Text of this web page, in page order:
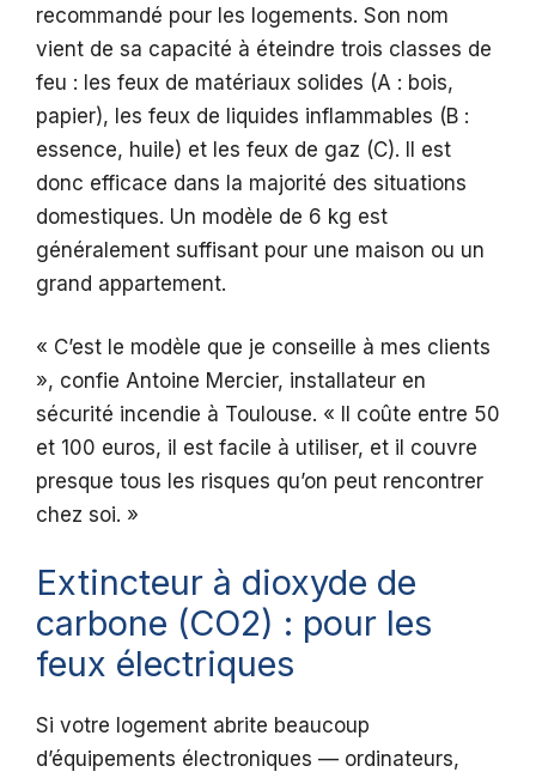
recommandé pour les logements. Son nom
vient de sa capacité à éteindre trois classes de
feu : les feux de matériaux solides (A : bois,
papier), les feux de liquides inflammables (B :
essence, huile) et les feux de gaz (C). Il est
donc efficace dans la majorité des situations
domestiques. Un modèle de 6 kg est
généralement suffisant pour une maison ou un
grand appartement.
« C’est le modèle que je conseille à mes clients
», confie Antoine Mercier, installateur en
sécurité incendie à Toulouse. « Il coûte entre 50
et 100 euros, il est facile à utiliser, et il couvre
presque tous les risques qu’on peut rencontrer
chez soi. »
Extincteur à dioxyde de
carbone (CO2) : pour les
feux électriques
Si votre logement abrite beaucoup
d’équipements électroniques — ordinateurs,